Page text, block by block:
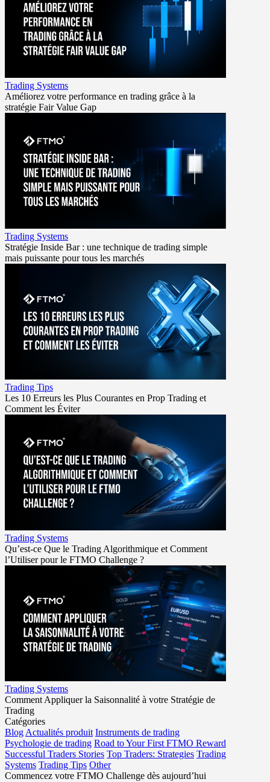
Trading Systems
Améliorez votre performance en trading grâce à la
stratégie Fair Value Gap
Trading Systems
Stratégie Inside Bar : une technique de trading simple
mais puissante pour tous les marchés
Trading Tips
Les 10 Erreurs les Plus Courantes en Prop Trading et
Comment les Éviter
Trading Systems
Qu’est-ce Que le Trading Algorithmique et Comment
l’Utiliser pour le FTMO Challenge ?
Trading Systems
Comment Appliquer la Saisonnalité à votre Stratégie de
Trading
Catégories
Blog Actualités produit Instruments de trading
Psychologie de trading Road to Your First FTMO Reward
Successful Traders Stories Top Traders: Strategies Trading
Systems Trading Tips Other
Commencez votre FTMO Challenge dès aujourd’hui